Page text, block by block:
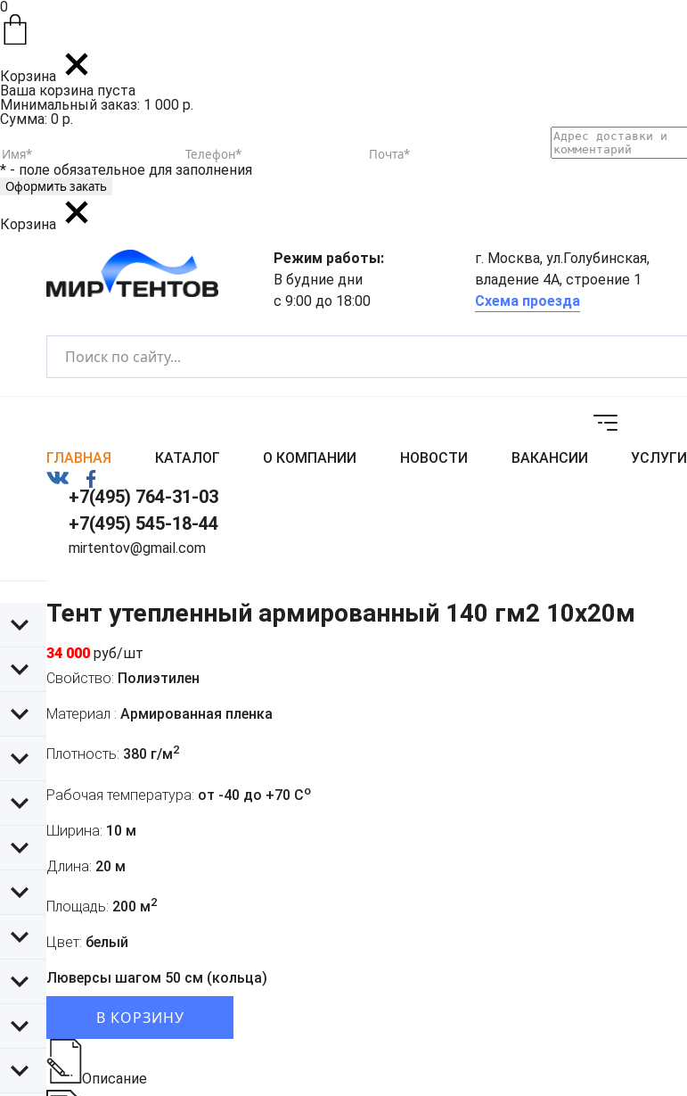
0
Корзина
Ваша корзина пуста
Минимальный заказ: 1 000 р.
Сумма: 0 р.
* - поле обязательное для заполнения
Корзина
Режим работы:
В будние дни
с 9:00 до 18:00
г. Москва, ул.Голубинская,
владение 4А, строение 1
Схема проезда
ГЛАВНАЯ КАТАЛОГ О КОМПАНИИ НОВОСТИ ВАКАНСИИ УСЛУГИ
+7(495) 764-31-03
+7(495) 545-18-44
mirtentov@gmail.com
Тент утепленный армированный 140 гм2 10х20м
34 000 руб/шт
Свойство: Полиэтилен
Материал : Армированная пленка
Плотность: 380 г/м2
Рабочая температура: от -40 до +70 Co
Ширина: 10 м
Длина: 20 м
Площадь: 200 м2
Цвет: белый
Люверсы шагом 50 см (кольца)
В КОРЗИНУ
Описание